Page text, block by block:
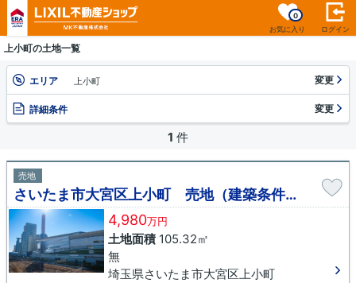
お気に入り
0
ログイン
上小町の土地一覧
エリア 上小町 変更
詳細条件 変更
1 件
売地
さいたま市大宮区上小町 売地（建築条件無し）
4,980万円
土地面積105.32㎡
無
埼玉県さいたま市大宮区上小町